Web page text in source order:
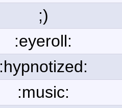
;)
:eyeroll:
:hypnotized:
:music: